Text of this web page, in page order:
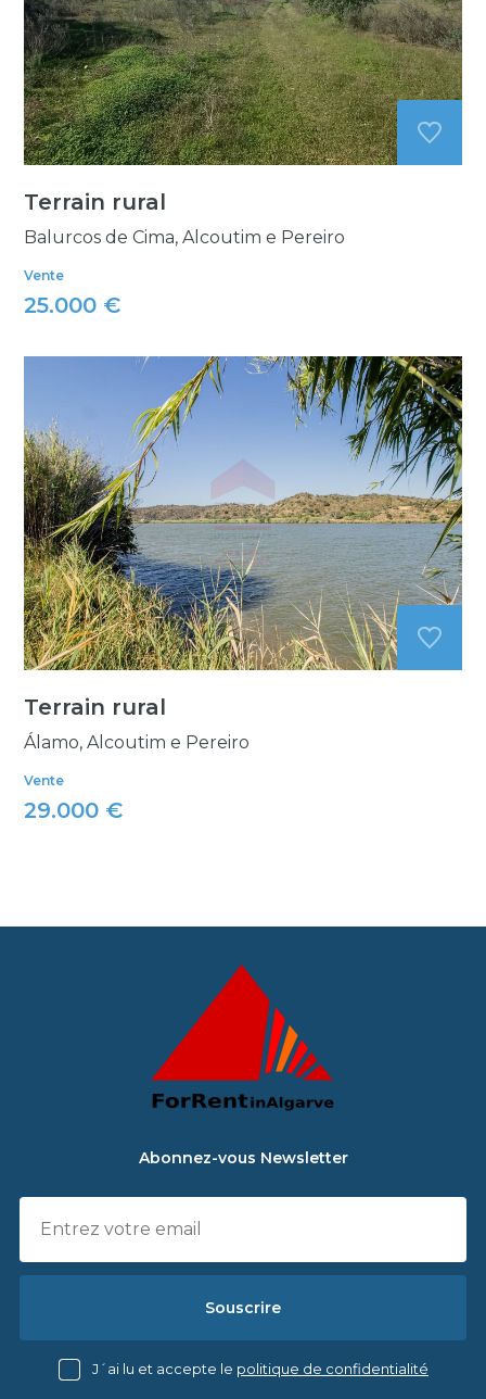
Terrain rural
Balurcos de Cima, Alcoutim e Pereiro
Vente
25.000 €
Terrain rural
Álamo, Alcoutim e Pereiro
Vente
29.000 €
Abonnez-vous Newsletter
Souscrire
J´ai lu et accepte le politique de confidentialité